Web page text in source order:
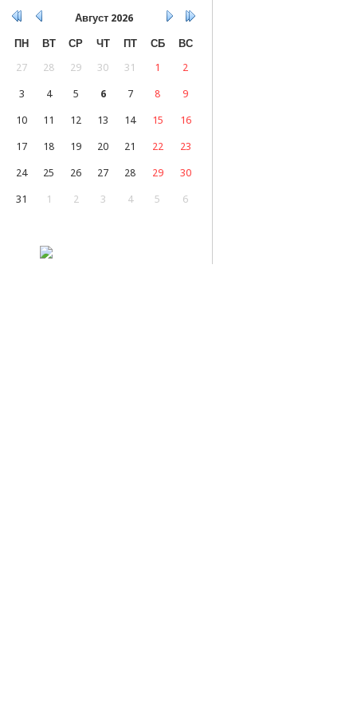
Август 2026
ПН ВТ СР ЧТ ПТ СБ
ВС
27
28 29 30 31 1 2
3 4 5 6 7 8 9
10 11 12 13 14 15 16
17 18 19 20 21 22 23
24 25 26 27 28 29 30
31 1 2 3 4 5 6